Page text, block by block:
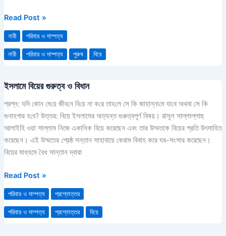
কে
ব্যাপারে
ইসলাম
কী
Read Post »
নারী পরিবার ও দাম্পত্য
নারী পরিবার ও দাম্পত্য পুরুষ বিয়ে
ইসলামে বিয়ের গুরুত্ব ও বিধান
প্রশ্ন: য‌দি কোন মে‌য়ে জীব‌নে বি‌য়ে না ক‌রে তাহ‌লে সে কি জাহান্না‌মে যা‌বে অথবা সে কি
গুনাহগার হ‌বে? উত্তর: বিয়ে ইসলামের অত্যন্ত গুরুত্বপূর্ণ বিষয়। রাসূল সাল্লাল্লাহু
আলাইহি ওয়া সাল্লাম নিজে একাধিক বিয়ে করেছেন এবং তার উম্মতকে বিয়ের প্রতি উৎসাহিত
করেছেন। এই উম্মতের শ্রেষ্ঠ সন্তান সাহাবায়ে কেরাম বিবাহ করে ঘর-সংসার করেছেন।
বিয়ের মাধ্যমে বৈধ সান্তান দ্বারা
ইসলামে
গুরুত্ব
Read Post »
পরিবার ও দাম্পত্য প্রশ্নোত্তর
পরিবার ও দাম্পত্য প্রশ্নোত্তর বিয়ে